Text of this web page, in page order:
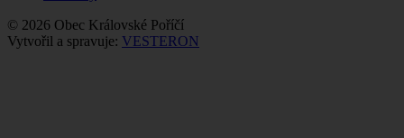
© 2026 Obec Královské Poříčí
Vytvořil a spravuje: VESTERON